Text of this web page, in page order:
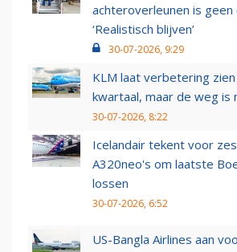
achteroverleunen is geen
‘Realistisch blijven’
30-07-2026, 9:29
KLM laat verbetering
kwartaal, maar de weg is
30-07-2026, 8:22
Icelandair tekent voor
A320neo's om laatste
lossen
30-07-2026, 6:52
US-Bangla Airlines aan